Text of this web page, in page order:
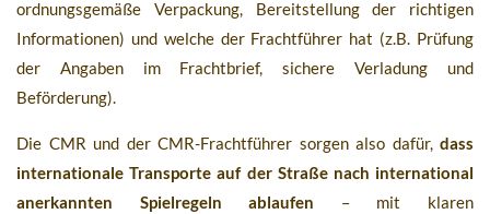
ordnungsgemäße Verpackung, Bereitstellung der richtigen
Informationen) und welche der Frachtführer hat (z.B. Prüfung
der Angaben im Frachtbrief, sichere Verladung und
Beförderung).
Die CMR und der CMR-Frachtführer sorgen also dafür, dass
internationale Transporte auf der Straße nach international
anerkannten Spielregeln ablaufen – mit klaren